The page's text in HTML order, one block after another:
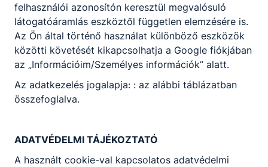
felhasználói azonosítón keresztül megvalósuló
látogatóáramlás eszköztől független elemzésére is.
Az Ön által történő használat különböző eszközök
közötti követését kikapcsolhatja a Google fiókjában
az „Információim/Személyes információk” alatt.
Az adatkezelés jogalapja: : az alábbi táblázatban
összefoglalva.
ADATVÉDELMI TÁJÉKOZTATÓ
A használt cookie-val kapcsolatos adatvédelmi